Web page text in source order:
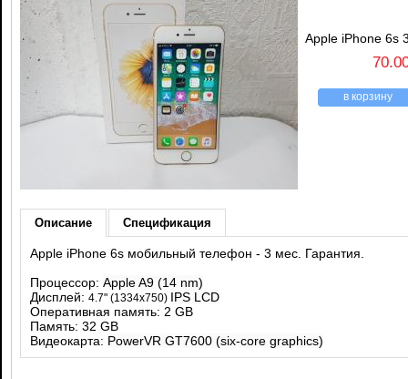
Apple iPhone 6s
в корзину
Описание Спецификация
Apple iPhone 6s мобильный телефон - 3 мес. Гарантия.
Процессор: Apple A9 (14 nm)
Дисплей: 4.7" (1334x750) IPS LCD
Оперативная память: 2 GB
Память: 32 GB
Видеокарта: PowerVR GT7600 (six-core graphics)